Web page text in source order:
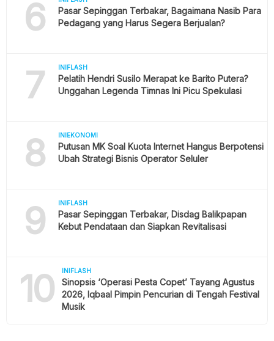
6
Pasar Sepinggan Terbakar, Bagaimana Nasib Para
Pedagang yang Harus Segera Berjualan?
7 INIFLASH
Pelatih Hendri Susilo Merapat ke Barito Putera?
Unggahan Legenda Timnas Ini Picu Spekulasi
8 INIEKONOMI
Putusan MK Soal Kuota Internet Hangus Berpotensi
Ubah Strategi Bisnis Operator Seluler
9 INIFLASH
Pasar Sepinggan Terbakar, Disdag Balikpapan
Kebut Pendataan dan Siapkan Revitalisasi
10 INIFLASH
Sinopsis ‘Operasi Pesta Copet’ Tayang Agustus
2026, Iqbaal Pimpin Pencurian di Tengah Festival
Musik